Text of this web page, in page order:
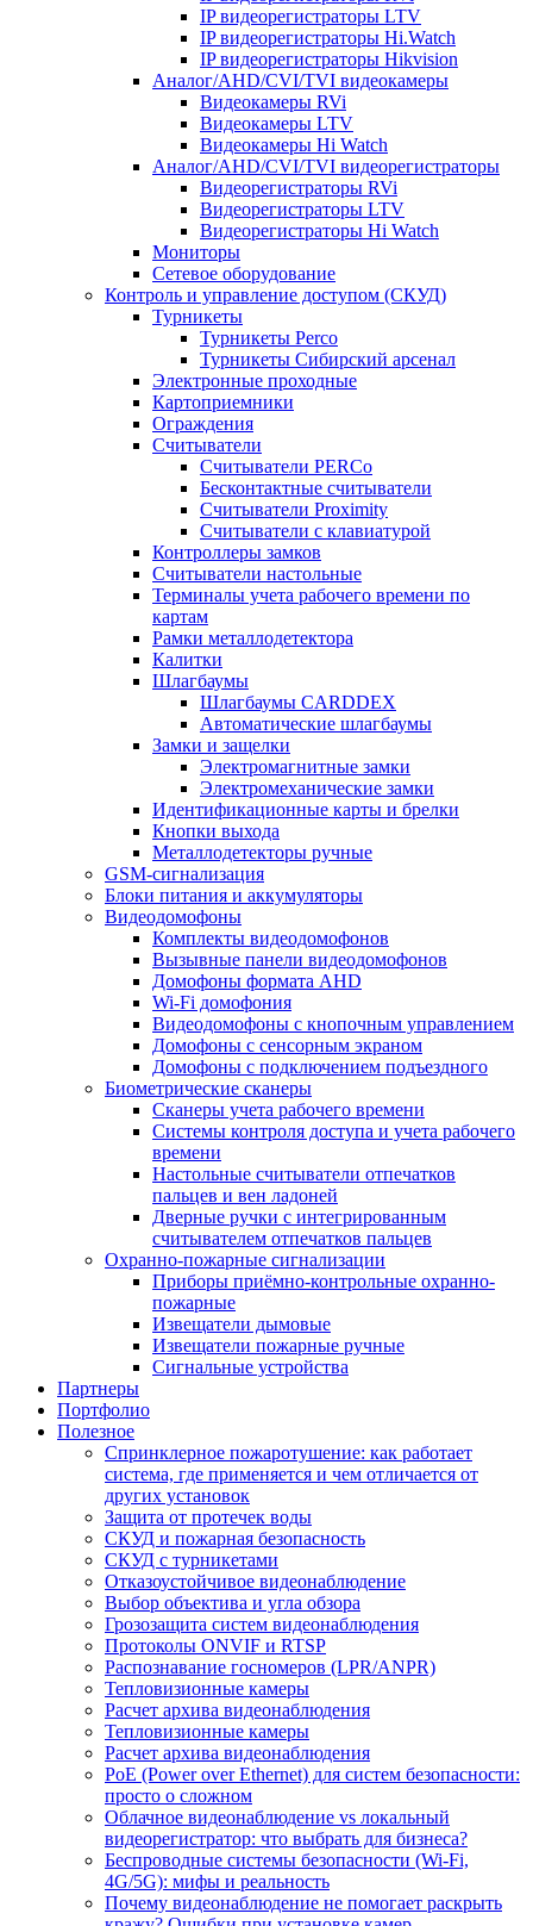
IP видеорегистраторы LTV
IP видеорегистраторы Hi.Watch
IP видеорегистраторы Hikvision
Аналог/AHD/CVI/TVI видеокамеры
Видеокамеры RVi
Видеокамеры LTV
Видеокамеры Hi Watch
Аналог/AHD/CVI/TVI видеорегистраторы
Видеорегистраторы RVi
Видеорегистраторы LTV
Видеорегистраторы Hi Watch
Мониторы
Сетевое оборудование
Контроль и управление доступом (СКУД)
Турникеты
Турникеты Perco
Турникеты Сибирский арсенал
Электронные проходные
Картоприемники
Ограждения
Считыватели
Считыватели PERCo
Бесконтактные считыватели
Считыватели Proximity
Считыватели с клавиатурой
Контроллеры замков
Считыватели настольные
Терминалы учета рабочего времени по
картам
Рамки металлодетектора
Калитки
Шлагбаумы
Шлагбаумы CARDDEX
Автоматические шлагбаумы
Замки и защелки
Электромагнитные замки
Электромеханические замки
Идентификационные карты и брелки
Кнопки выхода
Металлодетекторы ручные
GSM-сигнализация
Блоки питания и аккумуляторы
Видеодомофоны
Комплекты видеодомофонов
Вызывные панели видеодомофонов
Домофоны формата AHD
Wi-Fi домофония
Видеодомофоны с кнопочным управлением
Домофоны с сенсорным экраном
Домофоны с подключением подъездного
Биометрические сканеры
Сканеры учета рабочего времени
Системы контроля доступа и учета рабочего
времени
Настольные считыватели отпечатков
пальцев и вен ладоней
Дверные ручки с интегрированным
считывателем отпечатков пальцев
Охранно-пожарные сигнализации
Приборы приёмно-контрольные охранно-
пожарные
Извещатели дымовые
Извещатели пожарные ручные
Сигнальные устройства
Партнеры
Портфолио
Полезное
Спринклерное пожаротушение: как работает
система, где применяется и чем отличается от
других установок
Защита от протечек воды
СКУД и пожарная безопасность
СКУД с турникетами
Отказоустойчивое видеонаблюдение
Выбор объектива и угла обзора
Грозозащита систем видеонаблюдения
Протоколы ONVIF и RTSP
Распознавание госномеров (LPR/ANPR)
Тепловизионные камеры
Расчет архива видеонаблюдения
Тепловизионные камеры
Расчет архива видеонаблюдения
PoE (Power over Ethernet) для систем безопасности:
просто о сложном
Облачное видеонаблюдение vs локальный
видеорегистратор: что выбрать для бизнеса?
Беспроводные системы безопасности (Wi-Fi,
4G/5G): мифы и реальность
Почему видеонаблюдение не помогает раскрыть